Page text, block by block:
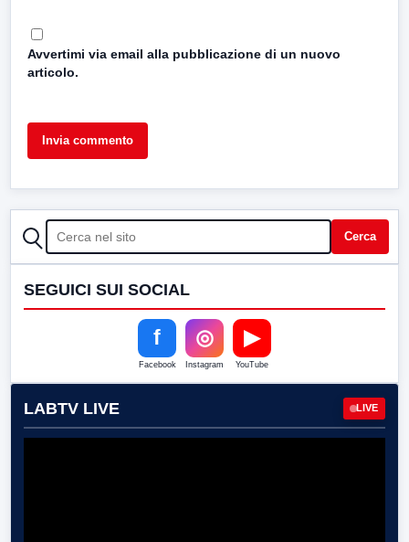
Avvertimi via email alla pubblicazione di un nuovo
articolo.
CERCA Cerca
SEGUICI SUI SOCIAL
f
Facebook
◎
Instagram
▶
YouTube
LABTV LIVE LIVE